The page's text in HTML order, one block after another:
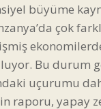
büyüme
çok
Bu durum
uçurumu
raporu, yapay